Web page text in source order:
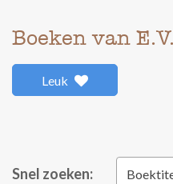
Boeken van
Leuk
Snel zoeken: